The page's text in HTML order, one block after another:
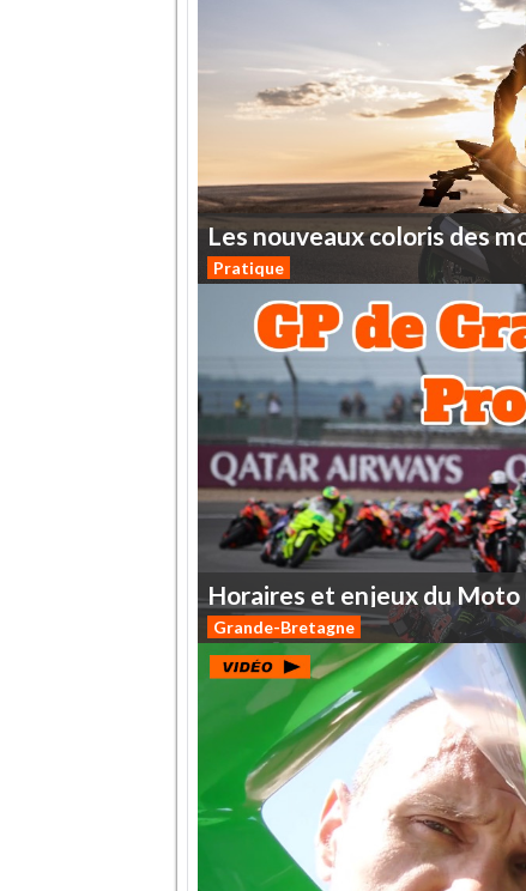
Lesnouveauxcoloris des
Pratique
Horaires et enjeux du Moto
Grande-Bretagne